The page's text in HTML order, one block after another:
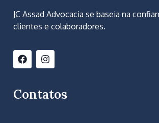
JC Assad Advocacia se baseia na
clientes e colaboradores.
Contatos